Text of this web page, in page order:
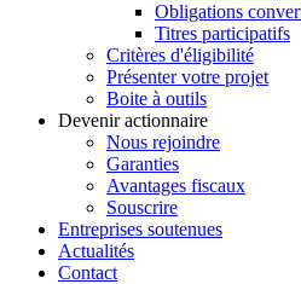
Obligations
Titres participatifs
Critères d'éligibilité
Présenter votre projet
Boite à outils
Devenir actionnaire
Nous rejoindre
Garanties
Avantages fiscaux
Souscrire
Entreprises soutenues
Actualités
Contact